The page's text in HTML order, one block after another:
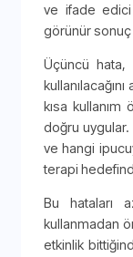
ve ifade
görünür sonuç
Üçüncü
kısa kullanım
doğru uygular.
ve hangi
terapi
Bu hataları
kullanmadan
etkinlik